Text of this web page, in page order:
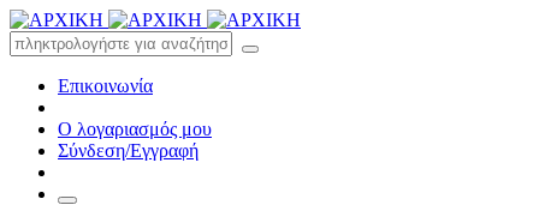
Επικοινωνία
Ο λογαριασμός μου
Σύνδεση/Εγγραφή